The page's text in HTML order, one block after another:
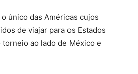
único das Américas cujos
de viajar para os Estados
ao lado de México e